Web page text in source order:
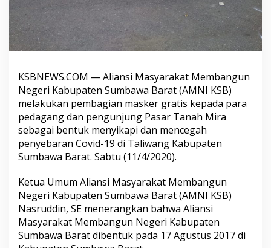
KSBNEWS.COM — Aliansi Masyarakat Membangun
Negeri Kabupaten Sumbawa Barat (AMNI KSB)
melakukan pembagian masker gratis kepada para
pedagang dan pengunjung Pasar Tanah Mira
sebagai bentuk menyikapi dan mencegah
penyebaran Covid-19 di Taliwang Kabupaten
Sumbawa Barat. Sabtu (11/4/2020).
Ketua Umum Aliansi Masyarakat Membangun
Negeri Kabupaten Sumbawa Barat (AMNI KSB)
Nasruddin, SE menerangkan bahwa Aliansi
Masyarakat Membangun Negeri Kabupaten
Sumbawa Barat dibentuk pada 17 Agustus 2017 di